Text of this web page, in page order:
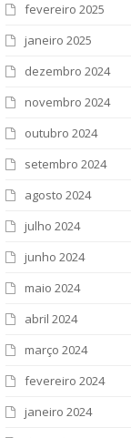
fevereiro 2025
janeiro 2025
dezembro 2024
novembro 2024
outubro 2024
setembro 2024
agosto 2024
julho 2024
junho 2024
maio 2024
abril 2024
março 2024
fevereiro 2024
janeiro 2024